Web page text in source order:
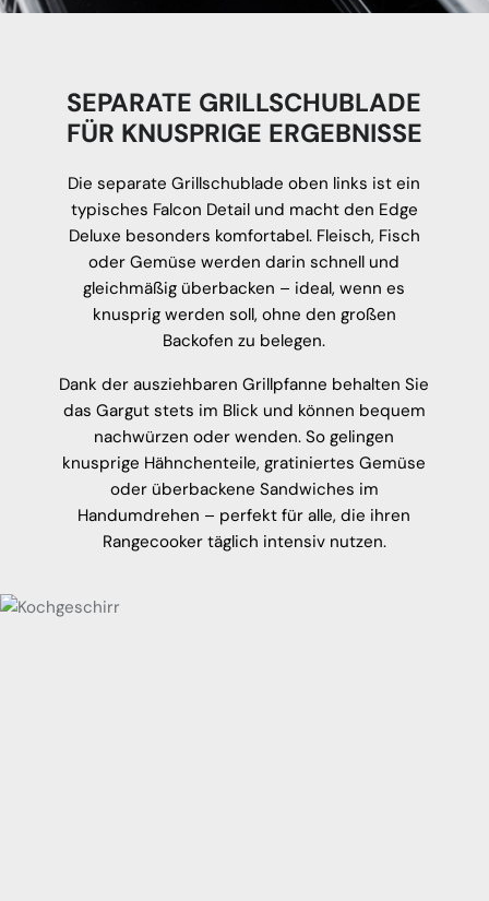
SEPARATE GRILLSCHUBLADE
FÜR KNUSPRIGE ERGEBNISSE
Die separate Grillschublade oben links ist ein
typisches Falcon Detail und macht den Edge
Deluxe besonders komfortabel. Fleisch, Fisch
oder Gemüse werden darin schnell und
gleichmäßig überbacken – ideal, wenn es
knusprig werden soll, ohne den großen
Backofen zu belegen.
Dank der ausziehbaren Grillpfanne behalten Sie
das Gargut stets im Blick und können bequem
nachwürzen oder wenden. So gelingen
knusprige Hähnchenteile, gratiniertes Gemüse
oder überbackene Sandwiches im
Handumdrehen – perfekt für alle, die ihren
Rangecooker täglich intensiv nutzen.